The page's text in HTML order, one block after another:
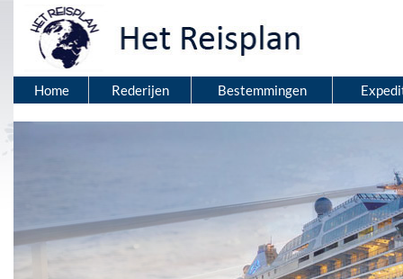
Home Rederijen Bestemmingen